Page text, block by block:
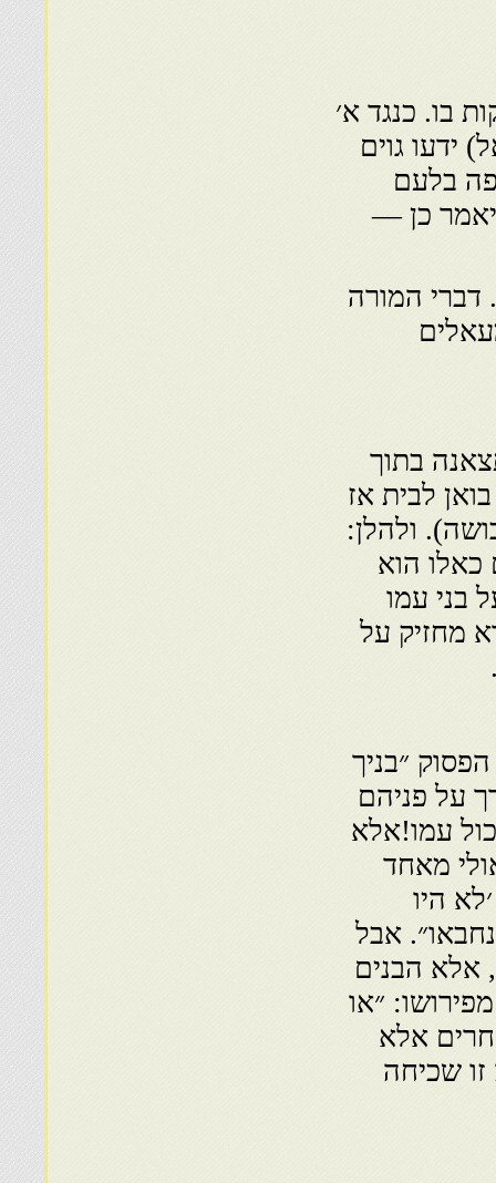
בו. כנגד א׳
ידעו גוים
בלעם
כן —
המורה
בתוך
לבית אז
ולהלן:
הוא
בני עמו
מחזיק על
״בניך
על פניהם
עמו!אלא
מאחד
היו
אבל
אלא הבנים
״או
אלא
שכיחה